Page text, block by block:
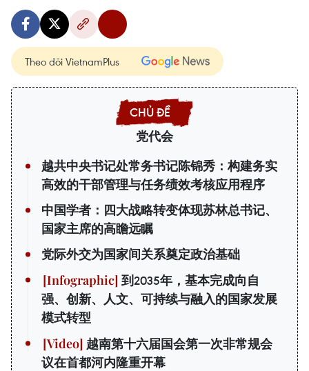
Theo dõi VietnamPlus
党代会
越共中央书记处常务书记陈锦秀：构建务实
高效的干部管理与任务绩效考核应用程序
中国学者：四大战略转变体现苏林总书记、
国家主席的高瞻远瞩
党际外交为国家间关系奠定政治基础
到2035年，基本完成向自
强、创新、人文、可持续与融入的国家发展
模式转型
越南第十六届国会第一次非常规会
议在首都河内隆重开幕